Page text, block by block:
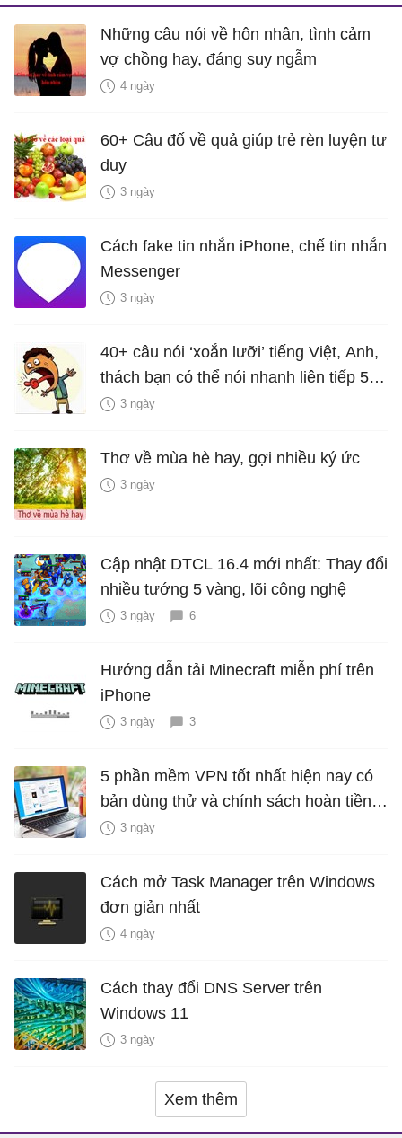
Những câu nói về hôn nhân, tình cảm
vợ chồng hay, đáng suy ngẫm
4 ngày
60+ Câu đố về quả giúp trẻ rèn luyện tư
duy
3 ngày
Cách fake tin nhắn iPhone, chế tin nhắn
Messenger
3 ngày
40+ câu nói ‘xoắn lưỡi’ tiếng Việt, Anh,
thách bạn có thể nói nhanh liên tiếp 5
lần mà vẫn trôi chảy
3 ngày
Thơ về mùa hè hay, gợi nhiều ký ức
3 ngày
Cập nhật DTCL 16.4 mới nhất: Thay đổi
nhiều tướng 5 vàng, lõi công nghệ
3 ngày 6
Hướng dẫn tải Minecraft miễn phí trên
iPhone
3 ngày 3
5 phần mềm VPN tốt nhất hiện nay có
bản dùng thử và chính sách hoàn tiền
miễn phí
3 ngày
Cách mở Task Manager trên Windows
đơn giản nhất
4 ngày
Cách thay đổi DNS Server trên
Windows 11
3 ngày
Xem thêm